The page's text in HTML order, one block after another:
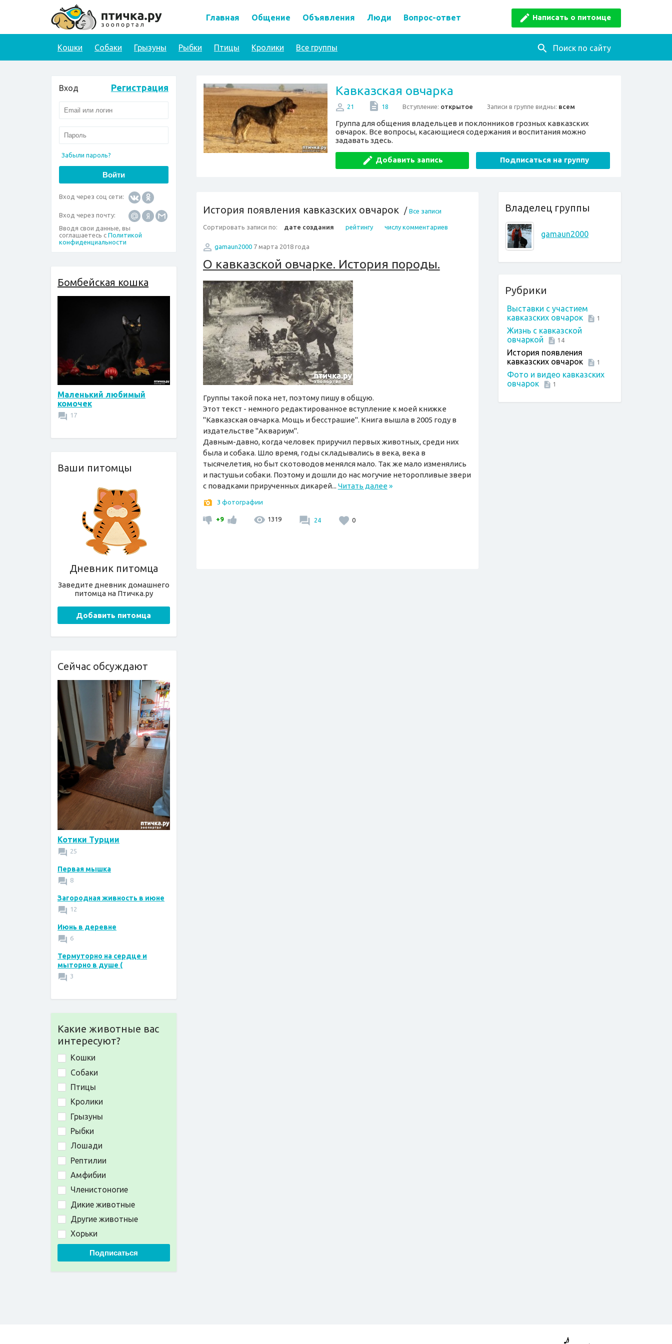
Написать о питомце
Главная Общение Объявления Люди Вопрос-ответ
Поиск по сайту
Кошки Собаки Грызуны Рыбки Птицы Кролики Все группы
Вход Регистрация
Забыли пароль?
Вход через соц сети:
Вход через почту:
Вводя свои данные, вы
соглашаетесь с Политикой
конфиденциальности
Бомбейская кошка
Маленький любимый
комочек
17
Ваши питомцы
Дневник питомца
Заведите дневник домашнего
питомца на Птичка.ру
Добавить питомца
Сейчас обсуждают
Котики Турции
25
Первая мышка
8
Загородная живность в июне
12
Июнь в деревне
6
Термуторно на сердце и
мыторно в душе (
3
Какие животные вас
интересуют?
Кошки
Собаки
Птицы
Кролики
Грызуны
Рыбки
Лошади
Рептилии
Амфибии
Членистоногие
Дикие животные
Другие животные
Хорьки
Подписаться
Кавказская овчарка
21 18 Вступление: открытое Записи в группе видны: всем
Группа для общения владельцев и поклонников грозных кавказских
овчарок. Все вопросы, касающиеся содержания и воспитания можно
задавать здесь.
Добавить запись Подписаться на группу
Владелец группы
gamaun2000
Рубрики
Выставки с участием
кавказских овчарок
1
Жизнь с кавказской
овчаркой
14
История появления
кавказских овчарок
1
Фото и видео кавказских
овчарок
1
История появления кавказских овчарок / Все записи
Сортировать записи по: дате создания рейтингу числу комментариев
gamaun20007 марта 2018 года
О кавказской овчарке. История породы.
Группы такой пока нет, поэтому пишу в общую.
Этот текст - немного редактированное вступление к моей книжке
"Кавказская овчарка. Мощь и бесстрашие". Книга вышла в 2005 году в
издательстве "Аквариум".
Давным-давно, когда человек приручил первых животных, среди них
была и собака. Шло время, годы складывались в века, века в
тысячелетия, но быт скотоводов менялся мало. Так же мало изменялись
и пастушьи собаки. Поэтому и дошли до нас могучие неторопливые звери
с повадками прирученных дикарей... Читать далее»
3 фотографии
+9 1319 24 0